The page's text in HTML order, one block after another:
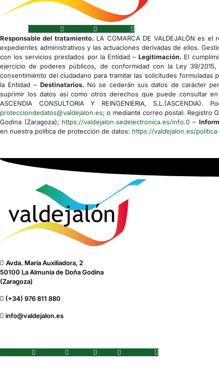
Responsable del tratamiento.LA COMARCA DE VALDEJALÓN es
expedientes administrativos y las actuaciones derivadas de ellos.
con los servicios prestados por la Entidad –Legitimación. El
ejercicio de poderes públicos, de conformidad con la Ley 39/
consentimiento del ciudadano para tramitar las solicitudes
la Entidad – Destinatarios.No se cederán sus datos de carácter
suprimir los datos así como otros derechos que puede consultar
ASCENDIA CONSULTORIA Y REINGENIERIA,
protecciondedatos@valdejalon.es; o mediante correo postal: Registro
Godina (Zaragoza); https://valdejalon.sedelectronica.es/info.0 –
en nuestra política de protección de datos: https://valdejalon.es/
Avda. María Auxiliadora, 2
50100 La Almunia de Doña Godina
(Zaragoza)
(+34) 976 811 880
info@valdejalon.es